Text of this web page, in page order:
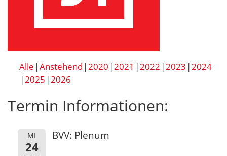
Alle Anstehend 2020 2021 2022 2023 2024
2025 2026
Termin Informationen:
MI
24
BVV: Plenum